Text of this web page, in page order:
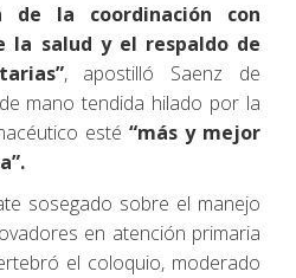
de la coordinación con
la salud y el respaldo de
, apostilló Saenz de
mano tendida hilado por la
esté “más y mejor
sosegado sobre el manejo
en atención primaria
el coloquio, moderado